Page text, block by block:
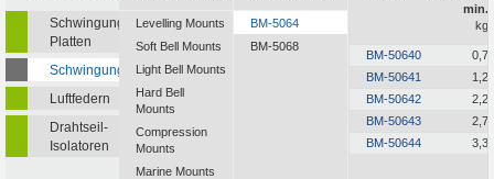
Schwingungsisolierende
Platten
Schwingungsdämpfer
Luftfedern
Drahtseil-
Isolatoren
Levelling Mounts
Soft Bell Mounts
Light Bell Mounts
Hard Bell
Mounts
Compression
Mounts
Marine Mounts
BM-5064
BM-5068
min.
kg
BM-50640
0,7
BM-50641
1,2
BM-50642
2,2
BM-50643
2,7
BM-50644
3,3